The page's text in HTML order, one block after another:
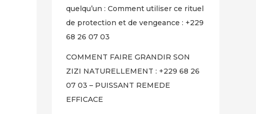
quelqu’un : Comment utiliser ce rituel
de protection et de vengeance : +229
68 26 07 03
COMMENT FAIRE GRANDIR SON
ZIZI NATURELLEMENT : +229 68 26
07 03 – PUISSANT REMEDE
EFFICACE